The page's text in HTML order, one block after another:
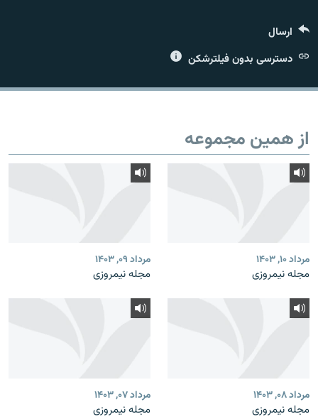
زبان‌های دیگر
ارسال
دسترسی بدون فیلترشکن
از همین مجموعه
مرداد ۱۰, ۱۴۰۳
مجله نیمروزی
مرداد ۰۹, ۱۴۰۳
مجله نیمروزی
مرداد ۰۸, ۱۴۰۳
مجله نیمروزی
مرداد ۰۷, ۱۴۰۳
مجله نیمروزی